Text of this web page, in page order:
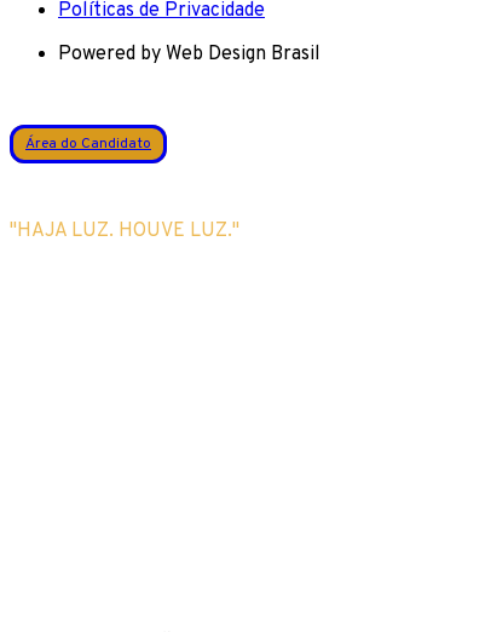
Políticas de Privacidade
Powered by Web Design Brasil
Área do Candidato
"HAJA LUZ. HOUVE LUZ."